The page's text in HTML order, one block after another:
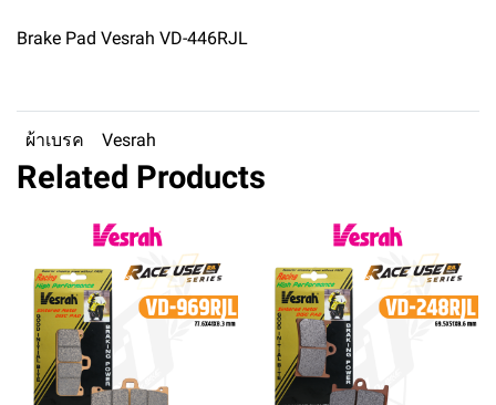
Brake Pad Vesrah VD-446RJL
ผ้าเบรค Vesrah
Related Products